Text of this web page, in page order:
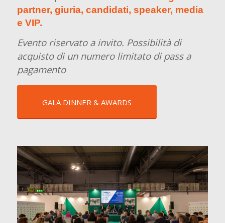
partner, giuria, candidati, speaker, media
e VIP.
Evento riservato a invito. Possibilità di
acquisto di un numero limitato di pass a
pagamento
GALA DINNER & AWARDS